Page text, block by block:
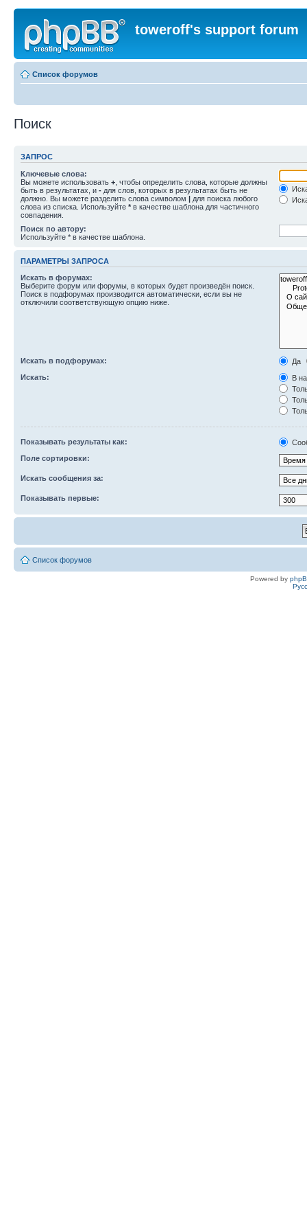
toweroff's support forum
Список форумов
Поиск
ЗАПРОС
Ключевые слова:
Вы можете использовать + , чтобы определить слова, которые должны
быть в результатах, и - для слов, которых в результатах быть не
должно. Вы можете разделить слова символом | для поиска любого
слова из списка. Используйте * в качестве шаблона для частичного
совпадения.
Поиск по автору:
Используйте * в качестве шаблона.
ПАРАМЕТРЫ ЗАПРОСА
Искать в форумах:
Выберите форум или форумы, в которых будет произведён поиск.
Поиск в подфорумах производится автоматически, если вы не
отключили соответствующую опцию ниже.
Искать в подфорумах:
Да
Искать:
В
Показывать результаты как:
Поле сортировки:
Искать сообщения за:
Показывать первые:
Список форумов
Powered by